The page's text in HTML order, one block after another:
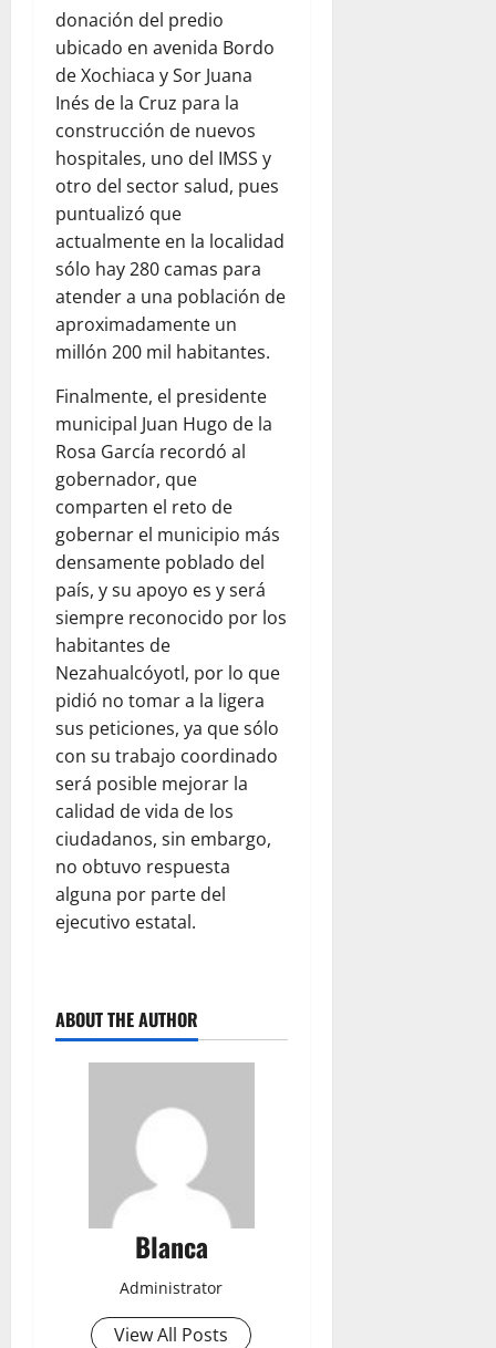
donación del predio
ubicado en avenida Bordo
de Xochiaca y Sor Juana
Inés de la Cruz para la
construcción de nuevos
hospitales, uno del IMSS y
otro del sector salud, pues
puntualizó que
actualmente en la localidad
sólo hay 280 camas para
atender a una población de
aproximadamente un
millón 200 mil habitantes.
Finalmente, el presidente
municipal Juan Hugo de la
Rosa García recordó al
gobernador, que
comparten el reto de
gobernar el municipio más
densamente poblado del
país, y su apoyo es y será
siempre reconocido por los
habitantes de
Nezahualcóyotl, por lo que
pidió no tomar a la ligera
sus peticiones, ya que sólo
con su trabajo coordinado
será posible mejorar la
calidad de vida de los
ciudadanos, sin embargo,
no obtuvo respuesta
alguna por parte del
ejecutivo estatal.
ABOUT THE AUTHOR
Blanca
Administrator
View All Posts